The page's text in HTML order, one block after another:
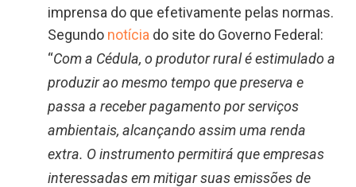
imprensa do que efetivamente pelas normas.
Segundo notícia do site do Governo Federal:
“Com a Cédula, o produtor rural é estimulado a
produzir ao mesmo tempo que preserva e
passa a receber pagamento por serviços
ambientais, alcançando assim uma renda
extra. O instrumento permitirá que empresas
interessadas em mitigar suas emissões de